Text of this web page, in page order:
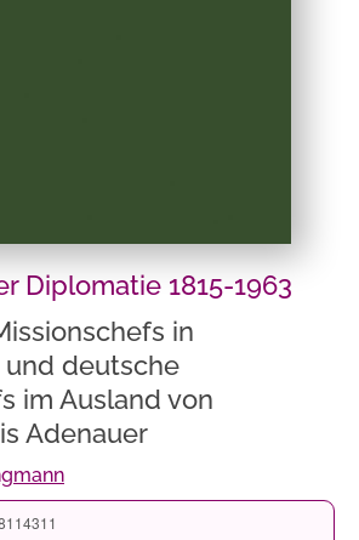
Diplomatie 1815-1963
in
deutsche
im Ausland von
Adenauer